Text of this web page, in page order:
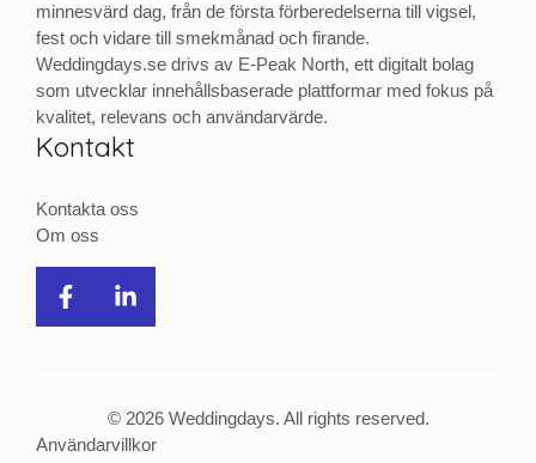
minnesvärd dag, från de första förberedelserna till vigsel,
fest och vidare till smekmånad och firande.
Weddingdays.se drivs av E-Peak North, ett digitalt bolag
som utvecklar innehållsbaserade plattformar med fokus på
kvalitet, relevans och användarvärde.
Kontakt
Kontakta oss
Om oss
© 2026 Weddingdays. All rights reserved.
Användarvillkor